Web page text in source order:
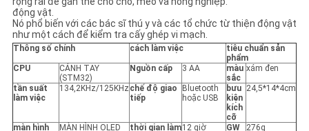
CẦU
BÁO
GIÁ
SƠ
ĐỒ
động vật.
Nó phổ biến với các bác sĩ thú y và các tổ chức từ thiện động vật
như một cách để kiểm tra cấy ghép vi mạch.
Thông số chính cách làm việc
tiêu chuẩn sản
phẩm
CPU
CÁNH TAY
(STM32)
Nguồn cấp 3 AA
màu
sắc
xám đen
tần suất
làm việc
134,2KHz/125KHzchế độ giao
tiếp
Bluetooth
hoặc USB
bưu
kiện
kích
cỡ
24,5*14*4cm
màn hình
MÀN HÌNH OLED
thời gian làm12 giờ GW 276g